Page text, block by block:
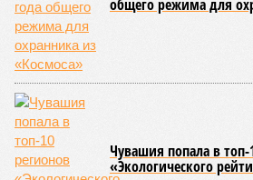
удерживаясь за этот элемент
в противоборство, основная задача
том, чтобы опрокинуть противника.
Современная версия чувашской
была создана в 1990-х годах. С того
переживает этап активного
этом неразрывную связь с
традициями.